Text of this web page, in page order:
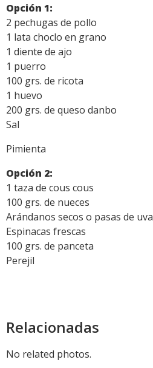
Opción 1:
2 pechugas de pollo
1 lata choclo en grano
1 diente de ajo
1 puerro
100 grs. de ricota
1 huevo
200 grs. de queso danbo
Sal
Pimienta
Opción 2:
1 taza de cous cous
100 grs. de nueces
Arándanos secos o pasas de uva
Espinacas frescas
100 grs. de panceta
Perejil
Relacionadas
No related photos.